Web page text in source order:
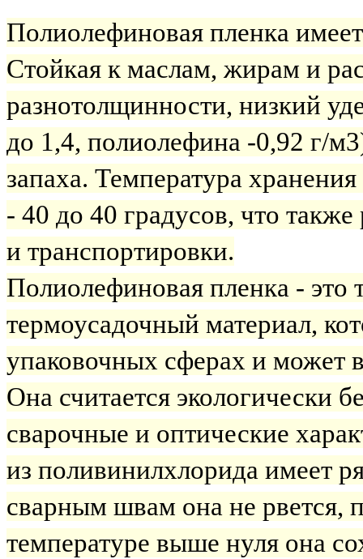
Полиолефиновая пленка
Стойкая к маслам, жирам и
разнотолщинности, низкий
до 1,4, полиолефина -0,92 г/
запаха. Температура
- 40 до 40 градусов, что
и транспортировки.
Полиолефиновая пленка - это
термоусадочный материал,
упаковочных сферах и может
Она считается экологически
сварочные и оптические
из поливинилхлорида имеет
сварным швам она не рвется,
температуре выше нуля она